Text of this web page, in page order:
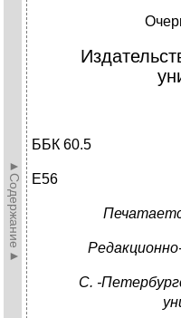
►Содержание►
ББК 60.5
Е56
С. -